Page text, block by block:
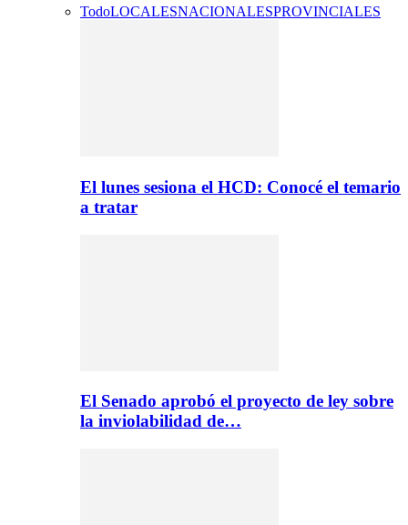
TodoLOCALESNACIONALESPROVINCIALES
El lunes sesiona el HCD: Conocé el temario
a tratar
El Senado aprobó el proyecto de ley sobre
la inviolabilidad de…